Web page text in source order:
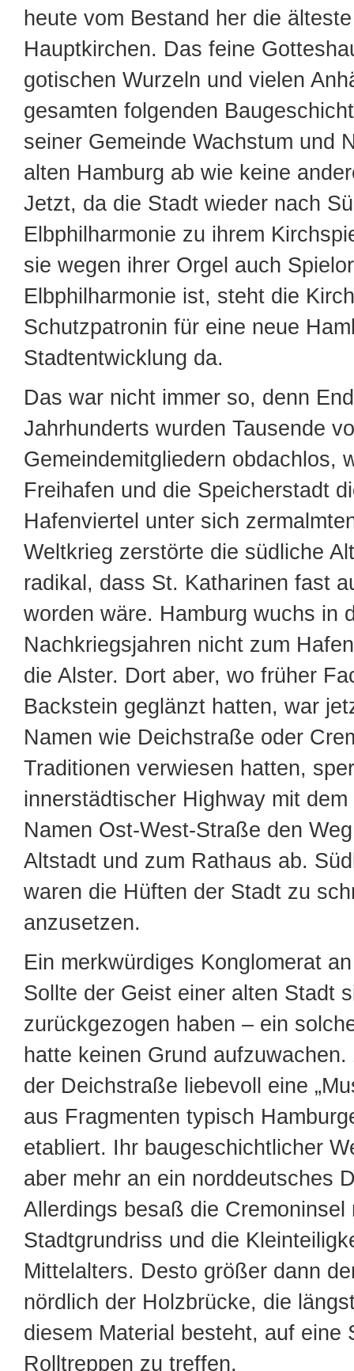
heute vom Bestand her die
Hauptkirchen. Das feine
gotischen Wurzeln und vielen
gesamten folgenden
seiner Gemeinde Wachstum und
alten Hamburg ab wie keine
Jetzt, da die Stadt wieder nach
Elbphilharmonie zu ihrem
sie wegen ihrer Orgel auch
Elbphilharmonie ist, steht die
Schutzpatronin für eine neue
Stadtentwicklung da.
Das war nicht immer so, denn
Jahrhunderts wurden Tausende
Gemeindemitgliedern obdachlos,
Freihafen und die Speicherstadt
Hafenviertel unter sich
Weltkrieg zerstörte die südliche
radikal, dass St. Katharinen fast
worden wäre. Hamburg wuchs in
Nachkriegsjahren nicht zum
die Alster. Dort aber, wo früher
Backstein geglänzt hatten, war
Namen wie Deichstraße oder
Traditionen verwiesen hatten,
innerstädtischer Highway mit dem
Namen Ost-West-Straße den
Altstadt und zum Rathaus ab.
waren die Hüften der Stadt zu
anzusetzen.
Ein merkwürdiges Konglomerat
Sollte der Geist einer alten Stadt
zurückgezogen haben – ein
hatte keinen Grund
der Deichstraße liebevoll eine
aus Fragmenten typisch
etabliert. Ihr baugeschichtlicher
aber mehr an ein norddeutsches
Allerdings besaß die Cremoninsel
Stadtgrundriss und die
Mittelalters. Desto größer dann
nördlich der Holzbrücke, die
diesem Material besteht, auf eine
Rolltreppen zu treffen.